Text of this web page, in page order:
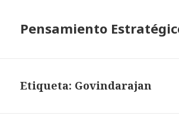
Pensamiento
Etiqueta: Govindarajan